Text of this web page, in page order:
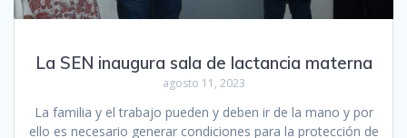
La SEN inaugura sala de lactancia materna
agosto 11, 2023
La familia y el trabajo pueden y deben ir de la mano y por
ello es necesario generar condiciones para la protección de